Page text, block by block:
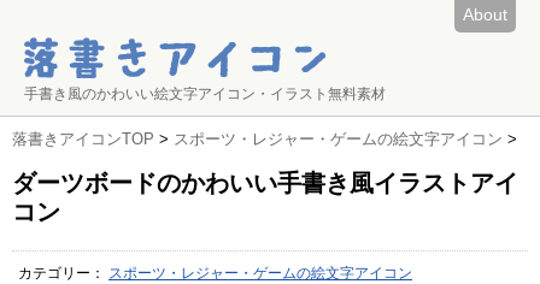
About
手書き風のかわいい絵文字アイコン・イラスト無料素材
落書きアイコンTOP > スポーツ・レジャー・ゲームの絵文字アイコン >
ダーツボードのかわいい手書き風イラストアイ
コン
カテゴリー： スポーツ・レジャー・ゲームの絵文字アイコン